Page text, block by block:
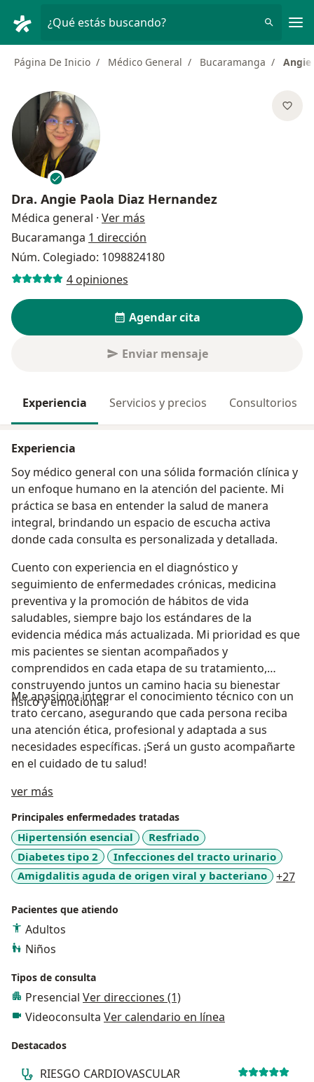
¿Qué estás buscando?
Página De Inicio Médico General Bucaramanga Angie
Dra. Angie Paola Diaz Hernandez
Médica general · Ver más
Bucaramanga 1 dirección
Núm. Colegiado: 1098824180
4 opiniones
Agendar cita
Enviar mensaje
Experiencia Servicios y precios Consultorios
Experiencia
Soy médico general con una sólida formación clínica y
un enfoque humano en la atención del paciente. Mi
práctica se basa en entender la salud de manera
integral, brindando un espacio de escucha activa
donde cada consulta es personalizada y detallada.
Cuento con experiencia en el diagnóstico y
seguimiento de enfermedades crónicas, medicina
preventiva y la promoción de hábitos de vida
saludables, siempre bajo los estándares de la
evidencia médica más actualizada. Mi prioridad es que
mis pacientes se sientan acompañados y
comprendidos en cada etapa de su tratamiento,
construyendo juntos un camino hacia su bienestar
físico y emocional.
Me apasiona integrar el conocimiento técnico con un
trato cercano, asegurando que cada persona reciba
una atención ética, profesional y adaptada a sus
necesidades específicas. ¡Será un gusto acompañarte
en el cuidado de tu salud!
ver más
Principales enfermedades tratadas
Hipertensión esencial
Resfriado
Diabetes tipo 2
Infecciones del tracto urinario
Amigdalitis aguda de origen viral y bacteriano
+27
Pacientes que atiendo
Adultos
Niños
Tipos de consulta
Presencial Ver direcciones (1)
Videoconsulta Ver calendario en línea
Destacados
RIESGO CARDIOVASCULAR